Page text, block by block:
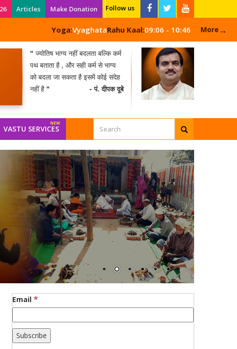
Articles Make Donation Follow us
Yoga:VyaghataRahu Kaal:09:06 - 10:46 More →
" ज्योतिष भाग्य नहीं बदलता बल्कि कर्म
पथ बताता है , और सही कर्म से भाग्य
को बदला जा सकता है इसमें कोई संदेह
नहीं है " - पं. दीपक दूबे
VASTU SERVICES
Email *